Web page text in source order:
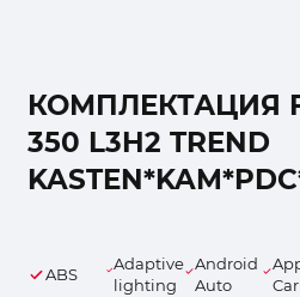
КОМПЛЕКТАЦИЯ
350 L3H2 TREND
ABS
Adaptive
lighting
Android
Auto